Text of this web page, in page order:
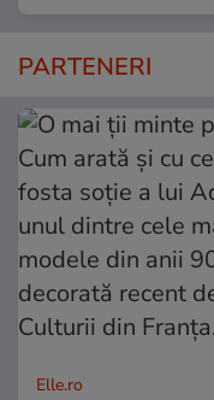
PARTENERI
Elle.ro